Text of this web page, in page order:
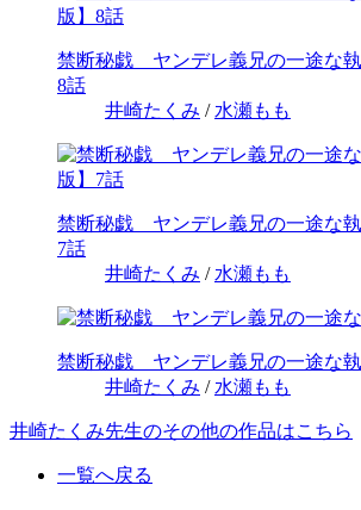
禁断秘戯 ヤンデレ義兄の一途な執
8話
井崎たくみ / 水瀬もも
禁断秘戯 ヤンデレ義兄の一途な執
7話
井崎たくみ / 水瀬もも
禁断秘戯 ヤンデレ義兄の一途な
井崎たくみ / 水瀬もも
井崎たくみ先生のその他の作品はこちら
一覧へ戻る